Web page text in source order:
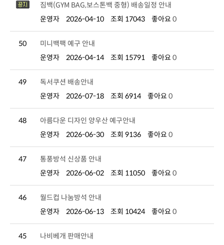
짐백(GYM BAG,보스톤백 중형) 배송일정 안내
운영자
2026-04-10 조회 17043 좋아요 0
50
미니백팩 예구 안내
운영자
2026-04-14 조회 15791 좋아요 0
49
독서쿠션 배송안내
운영자
2026-07-18 조회 6914 좋아요 0
48
아름다운 디자인 양우산 예구안내
운영자
2026-06-30 조회 9136 좋아요 0
47
통풍방석 신상품 안내
운영자
2026-06-02 조회 11050 좋아요 0
46
월드컵 나눔방석 안내
운영자
2026-06-13 조회 10424 좋아요 0
45
나비베개 판매안내